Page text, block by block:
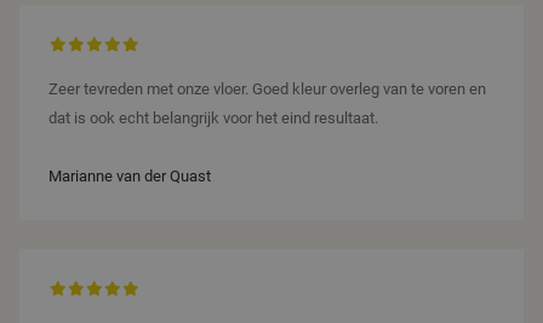
Zeer tevreden met onze vloer. Goed kleur overleg van te voren en
dat is ook echt belangrijk voor het eind resultaat.
Marianne van der Quast
website
bezocht.